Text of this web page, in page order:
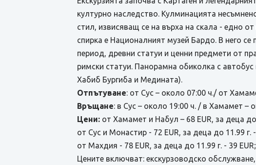
културно наследство. Кулминацията
стил, извисяващ се на върха на скала - едно
спирка е Националният музей Бардо. В него
период, древни статуи и ценни предмети от
римски статуи. Панорамна обиколка с
Хабиб Бургиба и Медината).
Отпътуване: от Сус – около 07:00 ч./ от
Връщане: в Сус – около 19:00 ч. / в Хамамет –
Цени: от Хамамет и Набул – 68 EUR, за деца до
от Сус и Монастир - 72 EUR, за деца до 11.99 г. -
от Махдия - 78 EUR, за деца до 11.99 г. - 39 EUR;
Цените включват: екскурзоводско